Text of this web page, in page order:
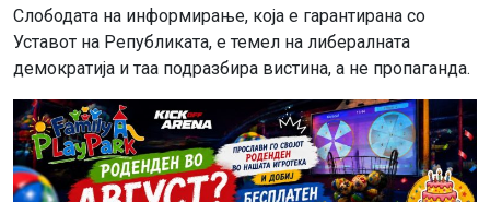
Слободата на информирање, која е гарантирана со
Уставот на Републиката, е темел на либералната
демократија и таа подразбира вистина, а не пропаганда.